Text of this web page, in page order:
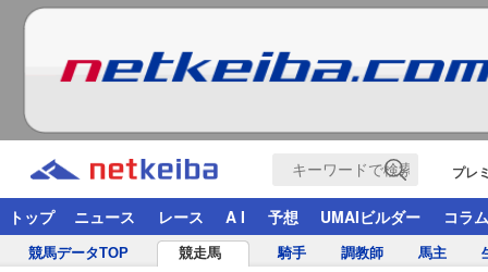
プレ
トップ ニュース レース A I 予想 UMAIビルダー コラム
競馬データTOP 競走馬 騎手 調教師 馬主